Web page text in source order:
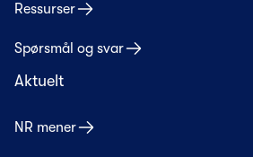
Ressurser
Spørsmål og svar
Aktuelt
NR mener